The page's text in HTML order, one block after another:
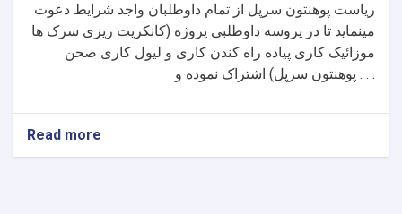
ریاست پوهنتون سرپل از تمام داوطلبان واجد شرایط دعوت
مینماید تا در پروسه داوطلبی پروژه (کانکریت ریزی سرک ها
موزائیک کاری پیاده راه کندن کاری و لیول کاری صحن
پوهنتون سرپل) اشتراک نموده و . . .
Read more
اعلان